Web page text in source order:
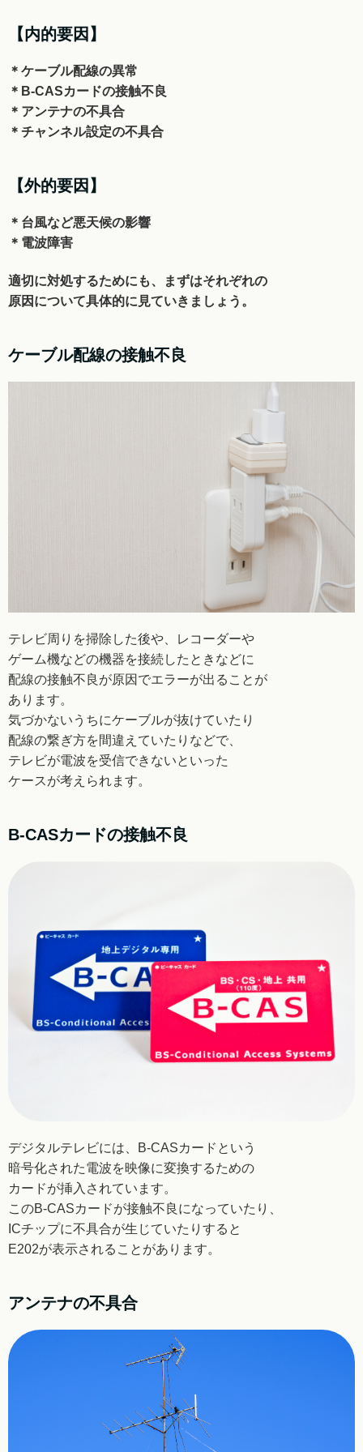
【内的要因】
＊ケーブル配線の異常
＊B-CASカードの接触不良
＊アンテナの不具合
＊チャンネル設定の不具合
【外的要因】
＊台風など悪天候の影響
＊電波障害
適切に対処するためにも、まずはそれぞれの
原因について具体的に見ていきましょう。
ケーブル配線の接触不良
テレビ周りを掃除した後や、レコーダーや
ゲーム機などの機器を接続したときなどに
配線の接触不良が原因でエラーが出ることが
あります。
気づかないうちにケーブルが抜けていたり
配線の繋ぎ方を間違えていたりなどで、
テレビが電波を受信できないといった
ケースが考えられます。
B-CASカードの接触不良
デジタルテレビには、B-CASカードという
暗号化された電波を映像に変換するための
カードが挿入されています。
このB-CASカードが接触不良になっていたり、
ICチップに不具合が生じていたりすると
E202が表示されることがあります。
アンテナの不具合